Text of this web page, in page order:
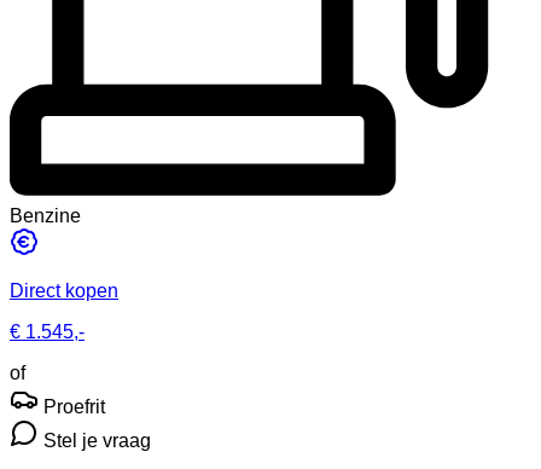
Benzine
Direct kopen
€ 1.545,-
of
Proefrit
Stel je vraag